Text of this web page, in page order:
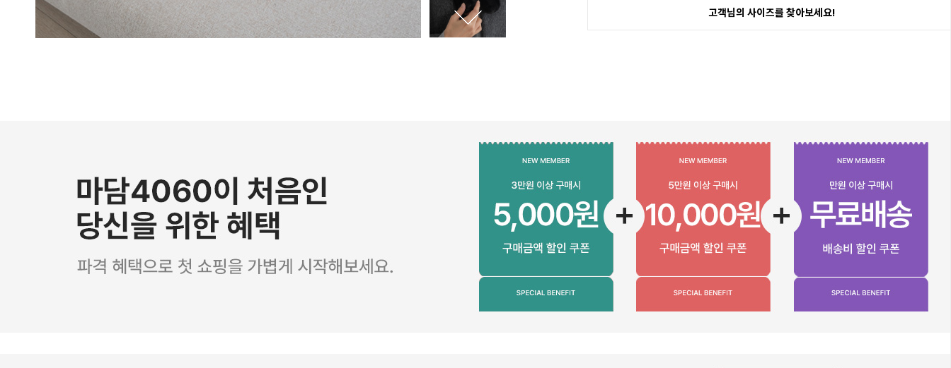
고객님의 사이즈를 찾아보세요!